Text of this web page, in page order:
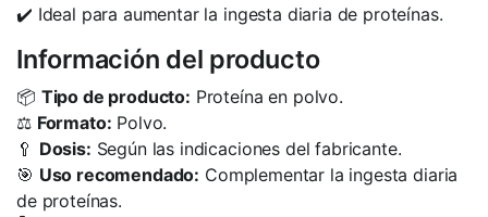
✔️ Ideal para aumentar la ingesta diaria de proteínas.
Información del producto
📦 Tipo de producto: Proteína en polvo.
⚖️ Formato: Polvo.
🥄 Dosis: Según las indicaciones del fabricante.
🎯 Uso recomendado: Complementar la ingesta diaria
de proteínas.